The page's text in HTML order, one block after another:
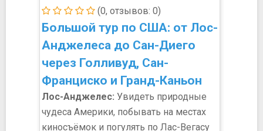
(0, отзывов: 0)
Большой тур по США: от Лос-
Анджелеса до Сан-Диего
через Голливуд, Сан-
Франциско и Гранд-Каньон
Лос-Анджелес: Увидеть природные
чудеса Америки, побывать на местах
киносъёмок и погулять по Лас-Вегасу